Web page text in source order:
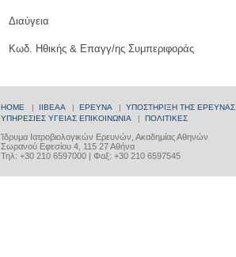
Διαύγεια
Κωδ. Ηθικής & Επαγγ/ης Συμπεριφοράς
HOME | ΙΙΒΕΑΑ | ΕΡΕΥΝΑ | ΥΠΟΣΤΗΡΙΞΗ ΤΗΣ ΕΡΕΥΝΑΣ
ΥΠΗΡΕΣΙΕΣ ΥΓΕΙΑΣ ΕΠΙΚΟΙΝΩΝΙΑ | ΠΟΛΙΤΙΚΕΣ
Ίδρυμα Ιατροβιολογικών Ερευνών, Ακαδημίας Αθηνών
Σωρανού Εφεσίου 4, 115 27 Αθήνα
Τηλ: +30 210 6597000 | Φαξ: +30 210 6597545